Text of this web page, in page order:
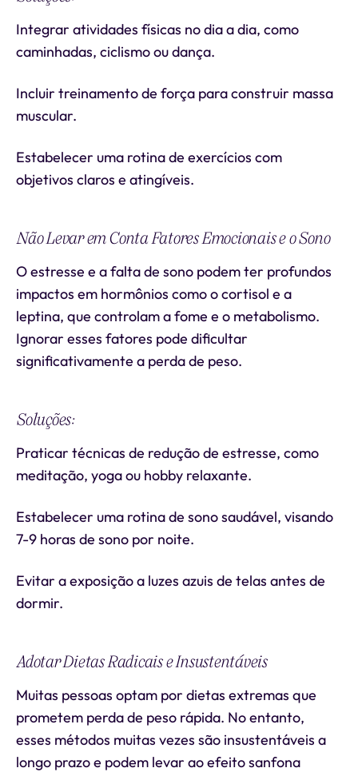
Integrar atividades físicas no dia a dia, como
caminhadas, ciclismo ou dança.
Incluir treinamento de força para construir massa
muscular.
Estabelecer uma rotina de exercícios com
objetivos claros e atingíveis.
Não Levar em Conta Fatores Emocionais e o Sono
O estresse e a falta de sono podem ter profundos
impactos em hormônios como o cortisol e a
leptina, que controlam a fome e o metabolismo.
Ignorar esses fatores pode dificultar
significativamente a perda de peso.
Soluções:
Praticar técnicas de redução de estresse, como
meditação, yoga ou hobby relaxante.
Estabelecer uma rotina de sono saudável, visando
7-9 horas de sono por noite.
Evitar a exposição a luzes azuis de telas antes de
dormir.
Adotar Dietas Radicais e Insustentáveis
Muitas pessoas optam por dietas extremas que
prometem perda de peso rápida. No entanto,
esses métodos muitas vezes são insustentáveis a
longo prazo e podem levar ao efeito sanfona